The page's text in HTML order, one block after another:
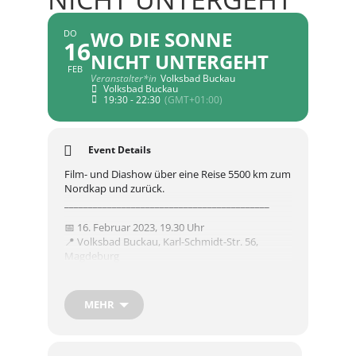
DO
16
FEB
WO DIE SONNE
NICHT UNTERGEHT
Veranstalter*in Volksbad Buckau
Volksbad Buckau
19:30 - 22:30 (GMT+01:00)
Event Details
Film- und Diashow über eine Reise 5500 km zum
Nordkap und zurück.
📅 16. Februar 2023, 19.30 Uhr
📍 Volksbad Buckau, Karl-Schmidt-Str. 56,
Magdeburg
Am 10. Juni 2022 brachen drei Bikes und ein PKW
mit ihren Fahrern aus Staßfurt, Oschersleben
MEHR